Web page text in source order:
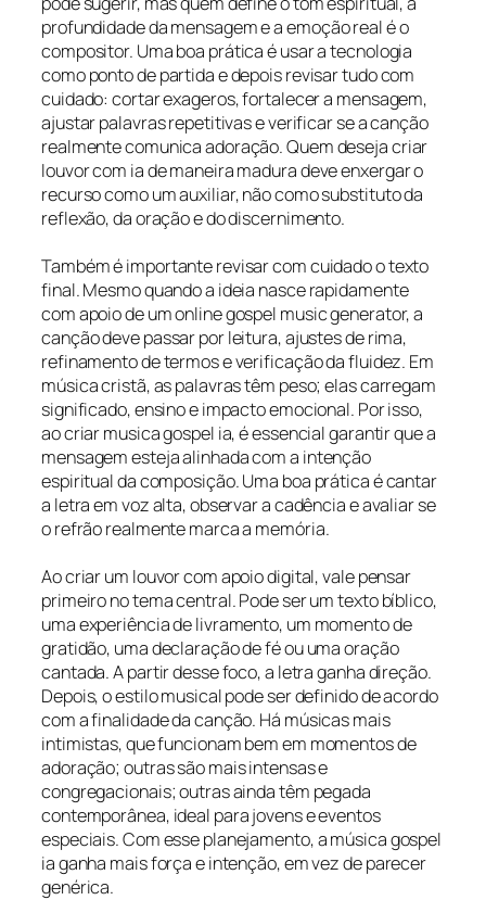
profundidade da mensagem e a emoção real é o
compositor. Uma boa prática é usar a tecnologia
como ponto de partida e depois revisar tudo com
cuidado: cortar exageros, fortalecer a mensagem,
ajustar palavras repetitivas e verificar se a canção
realmente comunica adoração. Quem deseja criar
louvor com ia de maneira madura deve enxergar o
recurso como um auxiliar, não como substituto da
reflexão, da oração e do discernimento.
Também é importante revisar com cuidado o texto
final. Mesmo quando a ideia nasce rapidamente
com apoio de um online gospel music generator, a
canção deve passar por leitura, ajustes de rima,
refinamento de termos e verificação da fluidez. Em
música cristã, as palavras têm peso; elas carregam
significado, ensino e impacto emocional. Por isso,
ao criar musica gospel ia, é essencial garantir que a
mensagem esteja alinhada com a intenção
espiritual da composição. Uma boa prática é cantar
a letra em voz alta, observar a cadência e avaliar se
o refrão realmente marca a memória.
Ao criar um louvor com apoio digital, vale pensar
primeiro no tema central. Pode ser um texto bíblico,
uma experiência de livramento, um momento de
gratidão, uma declaração de fé ou uma oração
cantada. A partir desse foco, a letra ganha direção.
Depois, o estilo musical pode ser definido de acordo
com a finalidade da canção. Há músicas mais
intimistas, que funcionam bem em momentos de
adoração; outras são mais intensas e
congregacionais; outras ainda têm pegada
contemporânea, ideal para jovens e eventos
especiais. Com esse planejamento, a música gospel
ia ganha mais força e intenção, em vez de parecer
genérica.